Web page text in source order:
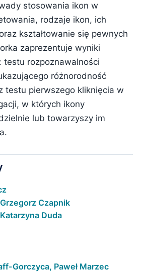
stosowania ikon w
rodzaje ikon, ich
kształtowanie się pewnych
zaprezentuje wyniki
testu rozpoznawalności
różnorodność
testu pierwszego kliknięcia w
w których ikony
lub towarzyszy im
Czapnik
Duda
Gorczyca, Paweł Marzec